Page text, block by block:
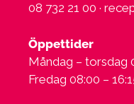
08 732 21 00 ·
Öppettider
Måndag – torsdag
Fredag 08:00 –